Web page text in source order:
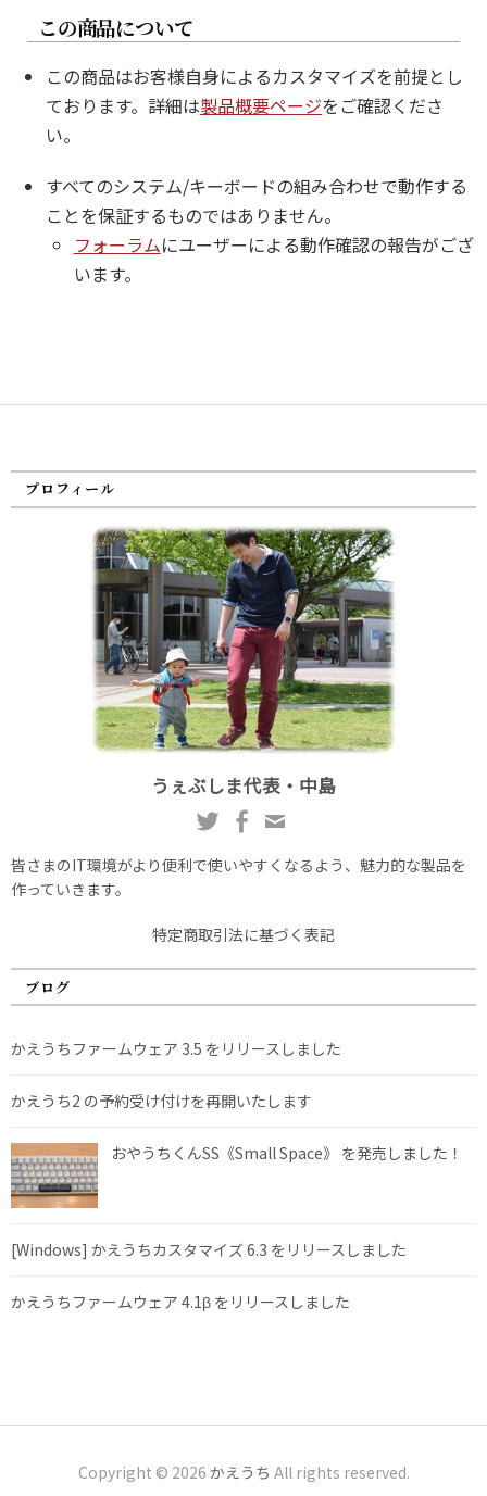
この商品について
この商品はお客様自身によるカスタマイズを前提とし
ております。詳細は製品概要ページをご確認くださ
い。
すべてのシステム/キーボードの組み合わせで動作する
ことを保証するものではありません。
フォーラムにユーザーによる動作確認の報告がござ
います。
プロフィール
うぇぶしま代表・中島
皆さまのIT環境がより便利で使いやすくなるよう、魅力的な製品を
作っていきます。
特定商取引法に基づく表記
ブログ
かえうちファームウェア 3.5 をリリースしました
かえうち2 の予約受け付けを再開いたします
おやうちくんSS《Small Space》 を発売しました！
[Windows] かえうちカスタマイズ 6.3 をリリースしました
かえうちファームウェア 4.1β をリリースしました
Copyright © 2026 かえうち All rights reserved.